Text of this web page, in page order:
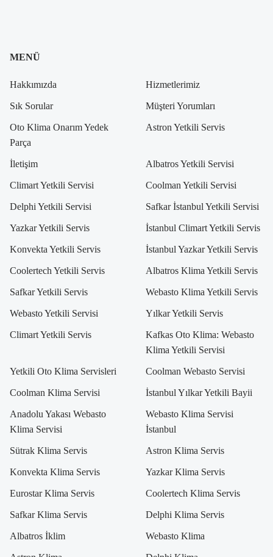
MENÜ
Hakkımızda Hizmetlerimiz
Sık Sorular Müşteri Yorumları
Oto Klima Onarım Yedek
Parça
Astron Yetkili Servis
İletişim Albatros Yetkili Servisi
Climart Yetkili Servisi Coolman Yetkili Servisi
Delphi Yetkili Servisi Safkar İstanbul Yetkili Servisi
Yazkar Yetkili Servis İstanbul Climart Yetkili Servis
Konvekta Yetkili Servis İstanbul Yazkar Yetkili Servis
Coolertech Yetkili Servis Albatros Klima Yetkili Servis
Safkar Yetkili Servis Webasto Klima Yetkili Servis
Webasto Yetkili Servisi Yılkar Yetkili Servis
Climart Yetkili Servis
Kafkas Oto Klima: Webasto
Klima Yetkili Servisi
Yetkili Oto Klima Servisleri Coolman Webasto Servisi
Coolman Klima Servisi İstanbul Yılkar Yetkili Bayii
Anadolu Yakası Webasto
Klima Servisi
Webasto Klima Servisi
İstanbul
Sütrak Klima Servis Astron Klima Servis
Konvekta Klima Servis Yazkar Klima Servis
Eurostar Klima Servis Coolertech Klima Servis
Safkar Klima Servis Delphi Klima Servis
Albatros İklim Webasto Klima